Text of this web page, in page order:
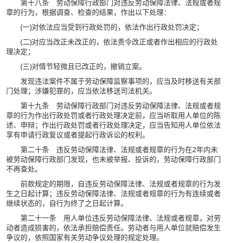
第十八条 劳动保障行政部门对违反劳动保障法律、法规或者规
章的行为，根据调查、检查的结果，作出以下处理：
(一)对依法应当受到行政处罚的，依法作出行政处罚决定；
(二)对应当改正未改正的，依法责令改正或者作出相应的行政处
理决定；
(三)对情节轻微且已改正的，撤销立案。
发现违法案件不属于劳动保障监察事项的，应当及时移送有关部
门处理；涉嫌犯罪的，应当依法移送司法机关。
第十九条 劳动保障行政部门对违反劳动保障法律、法规或者规
章的行为作出行政处罚或者行政处理决定前，应当听取用人单位的陈
述、申辩；作出行政处罚或者行政处理决定，应当告知用人单位依法
享有申请行政复议或者提起行政诉讼的权利。
第二十条 违反劳动保障法律、法规或者规章的行为在2年内未
被劳动保障行政部门发现，也未被举报、投诉的，劳动保障行政部门
不再查处。
前款规定的期限，自违反劳动保障法律、法规或者规章的行为发
生之日起计算；违反劳动保障法律、法规或者规章的行为有连续或者
继续状态的，自行为终了之日起计算。
第二十一条 用人单位违反劳动保障法律、法规或者规章，对劳
动者造成损害的，依法承担赔偿责任。劳动者与用人单位就赔偿发生
争议的，依照国家有关劳动争议处理的规定处理。